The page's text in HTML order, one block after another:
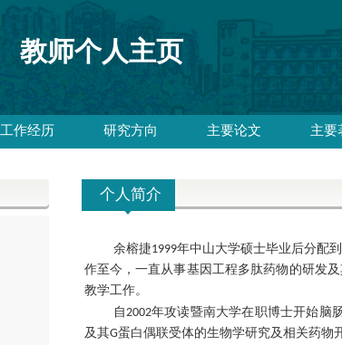
教师个人主页
工作经历 研究方向 主要论文 主要
个人简介
余榕捷1999年中山大学硕士毕业后分配
作至今，一直从事基因工程多肽药物的研发
教学工作。
自 2002年攻读暨南大学在职博士开始脑
及其G蛋白偶联受体的生物学研究及相关药物